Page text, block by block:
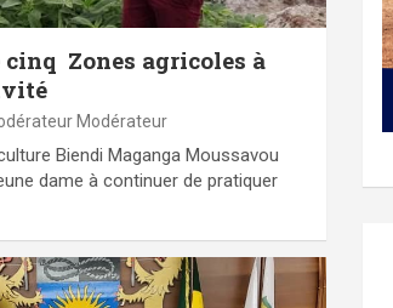
cinq Zones agricoles à
Modérateur
Biendi Maganga Moussavou
dame à continuer de pratiquer